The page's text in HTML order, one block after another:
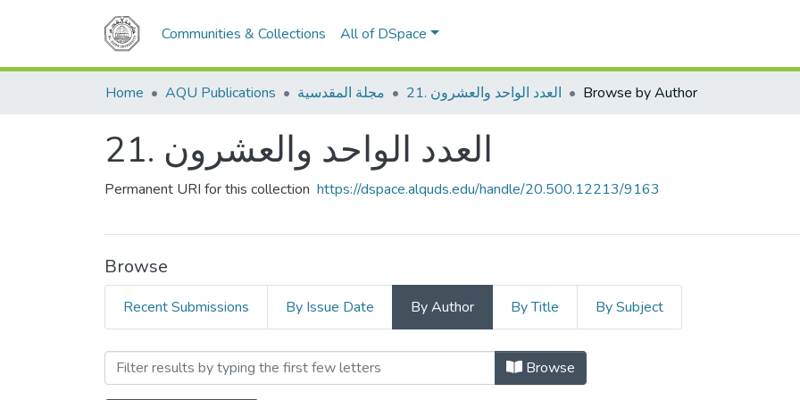
Communities & Collections All of DSpace
Home AQU Publications مجلة المقدسية 21. العدد الواحد والعشرون Browse by Author
21. العدد الواحد والعشرون
Permanent URI for this collection https://dspace.alquds.edu/handle/20.500.12213/9163
Browse
Recent Submissions By Issue Date By Author By Title By Subject
Browse